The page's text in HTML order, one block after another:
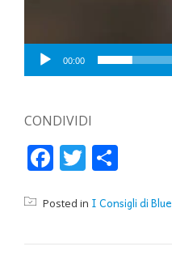
00:00
CONDIVIDI
FacebookTwitter
Posted in I Consigli di Blue